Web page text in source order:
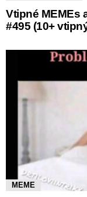
Vtipné MEMEs
#495 (10+
MEME